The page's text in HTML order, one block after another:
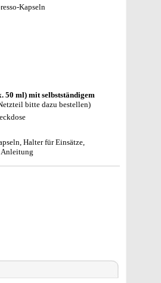
Kapseln
50 ml) mit selbstständigem
bitte dazu bestellen)
Halter für Einsätze,
Anleitung